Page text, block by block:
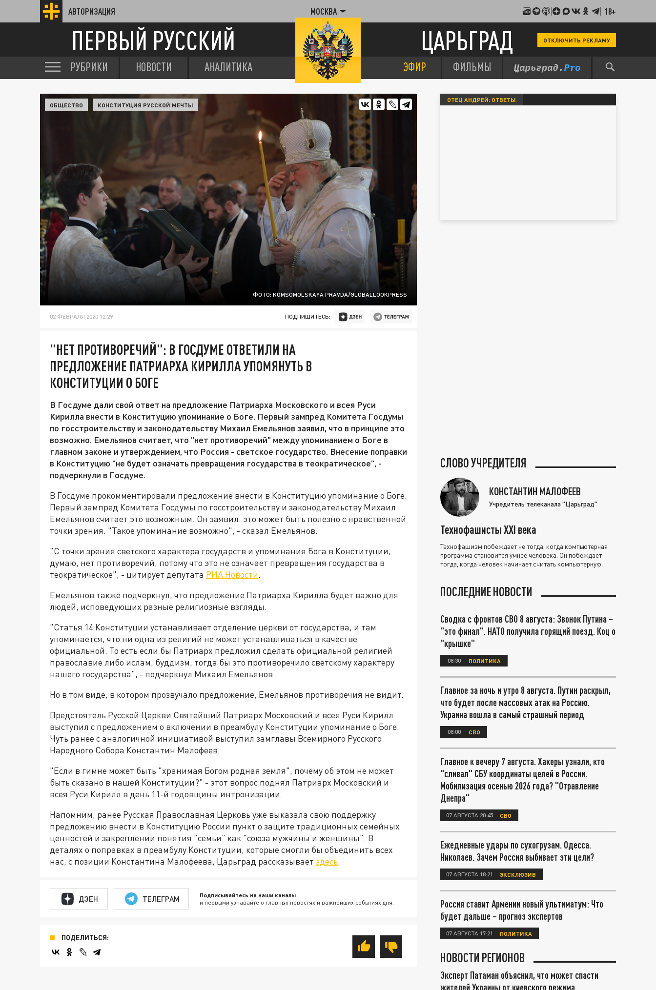
АВТОРИЗАЦИЯ МОСКВА 18+
ПЕРВЫЙ РУССКИЙ ЦАРЬГРАД ОТКЛЮЧИТЬ РЕКЛАМУ
РУБРИКИ НОВОСТИ АНАЛИТИКА ЭФИР ФИЛЬМЫ
ФОТО: KOMSOMOLSKAYA PRAVDA/GLOBALLOOKPRESS
ОБЩЕСТВО КОНСТИТУЦИЯ РУССКОЙ МЕЧТЫ
02 ФЕВРАЛЯ 2020 12:29 ПОДПИШИТЕСЬ:
"НЕТ ПРОТИВОРЕЧИЙ": В ГОСДУМЕ ОТВЕТИЛИ НА
ПРЕДЛОЖЕНИЕ ПАТРИАРХА КИРИЛЛА УПОМЯНУТЬ В
КОНСТИТУЦИИ О БОГЕ
В Госдуме дали свой ответ на предложение Патриарха Московского и всея Руси
Кирилла внести в Конституцию упоминание о Боге. Первый зампред Комитета Госдумы
по госстроительству и законодательству Михаил Емельянов заявил, что в принципе это
возможно. Емельянов считает, что "нет противоречий" между упоминанием о Боге в
главном законе и утверждением, что Россия - светское государство. Внесение поправки
в Конституцию "не будет означать превращения государства в теократическое", -
подчеркнули в Госдуме.
В Госдуме прокомментировали предложение внести в Конституцию упоминание о Боге.
Первый зампред Комитета Госдумы по госстроительству и законодательству Михаил
Емельянов считает это возможным. Он заявил: это может быть полезно с нравственной
точки зрения. "Такое упоминание возможно", - сказал Емельянов.
"С точки зрения светского характера государств и упоминания Бога в Конституции,
думаю, нет противоречий, потому что это не означает превращения государства в
теократическое", - цитирует депутата РИА Новости.
Емельянов также подчеркнул, что предложение Патриарха Кирилла будет важно для
людей, исповедующих разные религиозные взгляды.
"Статья 14 Конституции устанавливает отделение церкви от государства, и там
упоминается, что ни одна из религий не может устанавливаться в качестве
официальной. То есть если бы Патриарх предложил сделать официальной религией
православие либо ислам, буддизм, тогда бы это противоречило светскому характеру
нашего государства", - подчеркнул Михаил Емельянов.
Но в том виде, в котором прозвучало предложение, Емельянов противоречия не видит.
Предстоятель Русской Церкви Святейший Патриарх Московский и всея Руси Кирилл
выступил с предложением о включении в преамбулу Конституции упоминание о Боге.
Чуть ранее с аналогичной инициативой выступил замглавы Всемирного Русского
Народного Собора Константин Малофеев.
"Если в гимне может быть "хранимая Богом родная земля", почему об этом не может
быть сказано в нашей Конституции?" - этот вопрос поднял Патриарх Московский и
всея Руси Кирилл в день 11-й годовщины интронизации.
Напомним, ранее Русская Православная Церковь уже выказала свою поддержку
предложению внести в Конституцию России пункт о защите традиционных семейных
ценностей и закреплении понятия "семьи" как "союза мужчины и женщины". В
деталях о поправках в преамбулу Конституции, которые смогли бы объединить всех
нас, с позиции Константина Малофеева, Царьград рассказывает здесь.
ДЗЕН ТЕЛЕГРАМ Подписывайтесь на наши каналы
и первыми узнавайте о главных новостях и важнейших событиях дня.
ПОДЕЛИТЬСЯ:
ОТЕЦ АНДРЕЙ: ОТВЕТЫ
СЛОВО УЧРЕДИТЕЛЯ
КОНСТАНТИН МАЛОФЕЕВ
Учредитель телеканала "Царьград"
Технофашисты XXI века
Технофашизм побеждает не тогда, когда компьютерная
программа становится умнее человека. Он побеждает
тогда, когда человек начинает считать компьютерную
ПОСЛЕДНИЕ НОВОСТИ
Сводка с фронтов СВО 8 августа: Звонок Путина –
"это финал". НАТО получила горящий поезд. Коц о
"крышке"
08:30 ПОЛИТИКА
Главное за ночь и утро 8 августа. Путин раскрыл,
что будет после массовых атак на Россию.
Украина вошла в самый страшный период
08:00 СВО
Главное к вечеру 7 августа. Хакеры узнали, кто
"сливал" СБУ координаты целей в России.
Мобилизация осенью 2026 года? "Отравление
Днепра"
07 АВГУСТА 20:45 СВО
Ежедневные удары по сухогрузам. Одесса.
Николаев. Зачем Россия выбивает эти цели?
07 АВГУСТА 18:21 ЭКСКЛЮЗИВ
Россия ставит Армении новый ультиматум: Что
будет дальше – прогноз экспертов
07 АВГУСТА 17:21 ПОЛИТИКА
НОВОСТИ РЕГИОНОВ
Эксперт Патаман объяснил, что может спасти
жителей Украины от киевского режима